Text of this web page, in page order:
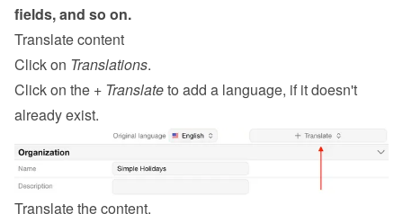
fields, and so on.
Translate content
Click on Translations.
Click on the + Translate to add a language, if it doesn't
already exist.
Translate the content.